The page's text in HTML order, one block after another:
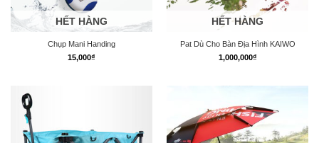
HẾT HÀNG
Chụp Mani Handing
15,000₫
HẾT HÀNG
Pat Dù Cho Bàn Địa Hình KAIWO
1,000,000₫